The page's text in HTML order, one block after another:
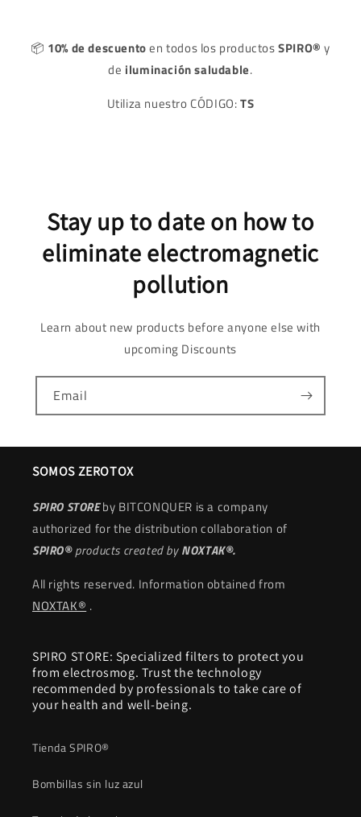
📦 10% de descuentoen todos los productosSPIRO® y
de iluminación saludable.
Utiliza nuestro CÓDIGO:TS
Stay up to date on how to
eliminate electromagnetic
pollution
Learn about new products before anyone else with
upcoming Discounts
Email
SOMOS ZEROTOX
SPIRO STOREby BITCONQUER is a company
authorized for the distribution collaboration of
SPIRO®products created byNOXTAK®.
All rights reserved. Information obtained from
NOXTAK® .
SPIRO STORE: Specialized filters to protect you
from electrosmog. Trust the technology
recommended by professionals to take care of
your health and well-being.
Tienda SPIRO®
Bombillas sin luz azul